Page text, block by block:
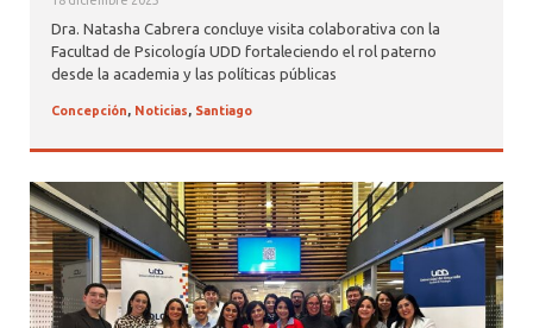
Dra. Natasha Cabrera concluye visita colaborativa con la
Facultad de Psicología UDD fortaleciendo el rol paterno
desde la academia y las políticas públicas
Concepción, Noticias, Santiago